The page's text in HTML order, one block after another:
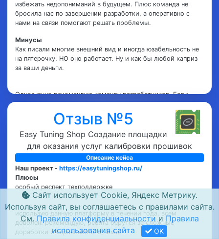
избежать недопониманий в будущем. Плюс команда не
бросила нас по завершении разработки, а оперативно с
нами на связи помогают решать проблемы.
Минусы
Как писали многие внешний вид и иногда юзабельность не
на пятерочку, НО оно работает. Ну и как бы любой каприз
за ваши деньги.
Однозначно рекомендую команду разработчиков. Если
говорят что сделают - значит оно так и будет.
Отзыв №5
Easy Tuning Shop Создание площадки
для оказания услуг калибровки прошивок
Описание кейса
Наш проект - https://easytuningshop.ru/
Плюсы
особый респект техподдержке
использую данную платформу в течении года, всем
доволен! рекомендую, ребята берутся за сложные
доработки и справляются с ними.
Сайт использует Cookie, Яндекс Метрику.
Используя сайт, вы соглашаетесь с правилами сайта.
См.Правила конфиденциальностии Правила
использования сайта
OK